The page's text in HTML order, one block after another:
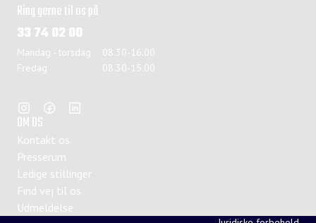
Ring gerne til os på
33 74 02 00
Mandag - torsdag
08.30-16.00
Fredag
08.30-15.00
OM OS
Kontakt os
Presserum
Ledige stillinger
Find vej til os
Udmeldelse